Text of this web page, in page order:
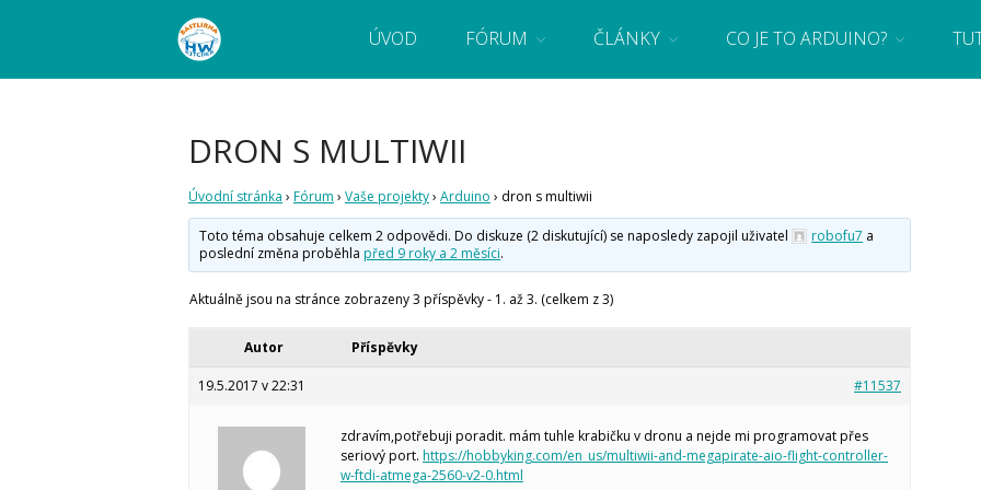
Bastlírna HWKITCHEN
Webový magazín o bastlení a tvoření. Naučte se základy programování a elektroniky zábavnou formou! Arduino a microbit
ÚVOD FÓRUM ČLÁNKY CO JE TO ARDUINO?
DRON S MULTIWII
Úvodní stránka › Fórum › Vaše projekty› Arduino › dron s multiwii
Toto téma obsahuje celkem 2 odpovědi. Do diskuze (2 diskutující) se naposledy zapojil uživatel robofu7 a
poslední změna proběhla před 9 roky a 2 měsíci.
Aktuálně jsou na stránce zobrazeny 3 příspěvky - 1. až 3. (celkem z 3)
Autor Příspěvky
19.5.2017 v 22:31 #11537
zdravím,potřebuji poradit. mám tuhle krabičku v dronu a nejde mi programovat přes
seriový port. https://hobbyking.com/en_us/multiwii-and-megapirate-aio-flight-controller-
w-ftdi-atmega-2560-v2-0.html